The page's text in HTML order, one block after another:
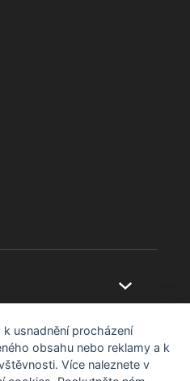
usnadnění procházení
obsahu nebo reklamy a k
Více naleznete v